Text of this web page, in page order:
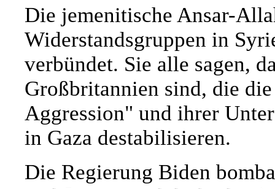
Die jemenitische Ansar-
Widerstandsgruppen in
verbündet. Sie alle sagen,
Großbritannien sind, die
Aggression" und ihrer
in Gaza destabilisieren.
Die Regierung Biden